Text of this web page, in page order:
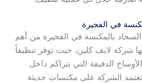
في الفجيرة
بالمكنسة في الفجيرة من أهم
شركة لايف كلين، حيث توفر تنظيفاً
الدقيقة التي تتراكم داخل
تعتمد الشركة على مكنسات حديثة